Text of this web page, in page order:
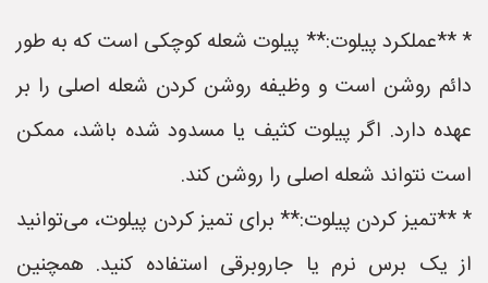
* **عملکرد پیلوت:** پیلوت شعله کوچکی است که به طور
دائم روشن است و وظیفه روشن کردن شعله اصلی را بر
عهده دارد. اگر پیلوت کثیف یا مسدود شده باشد، ممکن
است نتواند شعله اصلی را روشن کند.
* **تمیز کردن پیلوت:** برای تمیز کردن پیلوت، می‌توانید
از یک برس نرم یا جاروبرقی استفاده کنید. همچنین